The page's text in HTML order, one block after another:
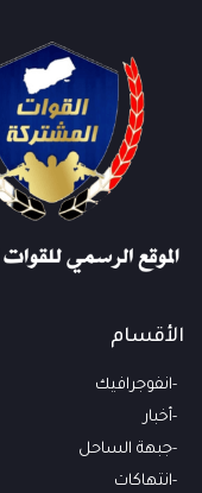
الأقسام
انفوجرافيك
أخبار
جبهة الساحل
انتهاكات